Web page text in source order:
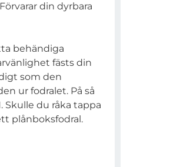
din dyrbara
behändiga
fästs din
som den
ur fodralet. På så
du råka tappa
plånboksfodral.